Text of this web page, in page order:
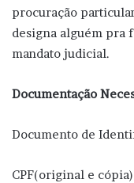
procuração
designa alguém pra
mandato judicial.
Documentação
Documento de
CPF(original e cópia)